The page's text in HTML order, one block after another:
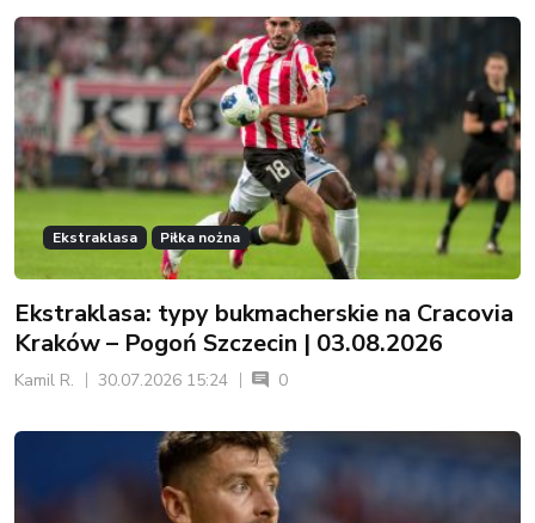
Ekstraklasa Piłka nożna
Ekstraklasa: typy bukmacherskie na Cracovia
Kraków – Pogoń Szczecin | 03.08.2026
Kamil R. 30.07.2026 15:24 0